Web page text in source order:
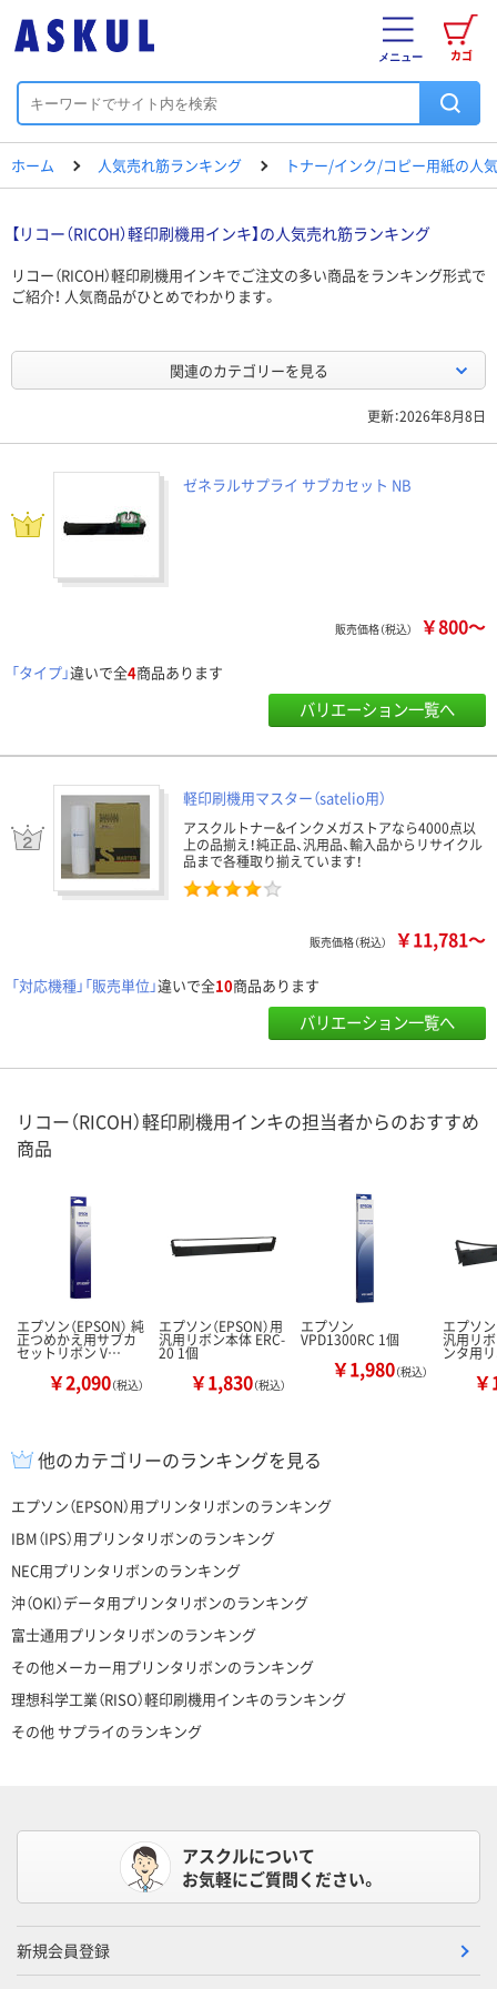
カゴ
メニュー
ホーム 人気売れ筋ランキング トナー/インク/コピー用紙の人
【リコー（RICOH）軽印刷機用インキ】の人気売れ筋ランキング
リコー（RICOH）軽印刷機用インキでご注文の多い商品をランキング形式で
ご紹介！ 人気商品がひとめでわかります。
関連のカテゴリーを見る
更新：2026年8月8日
ゼネラルサプライ サブカセット NB
販売価格（税込） ￥800～
「タイプ」違いで全4商品あります
バリエーション一覧へ
軽印刷機用マスター（satelio用）
アスクルトナー&インクメガストアなら4000点以
上の品揃え！純正品、汎用品、輸入品からリサイクル
品まで各種取り揃えています！
販売価格（税込） ￥11,781～
「対応機種」「販売単位」違いで全10商品あります
バリエーション一覧へ
リコー（RICOH）軽印刷機用インキの担当者からのおすすめ
商品
エプソン（EPSON） 純
正つめかえ用サブカ
セットリボン V…
￥2,090（税込）
エプソン（EPSON）用
汎用リボン本体 ERC-
20 1個
￥1,830（税込）
エプソン
VPD1300RC 1個
￥1,980（税込）
エプソン
汎用リ
ンタ用
他のカテゴリーのランキングを見る
エプソン（EPSON）用プリンタリボンのランキング
IBM（IPS）用プリンタリボンのランキング
NEC用プリンタリボンのランキング
沖（OKI）データ用プリンタリボンのランキング
富士通用プリンタリボンのランキング
その他メーカー用プリンタリボンのランキング
理想科学工業（RISO）軽印刷機用インキのランキング
その他 サプライのランキング
アスクルについて
お気軽にご質問ください。
新規会員登録